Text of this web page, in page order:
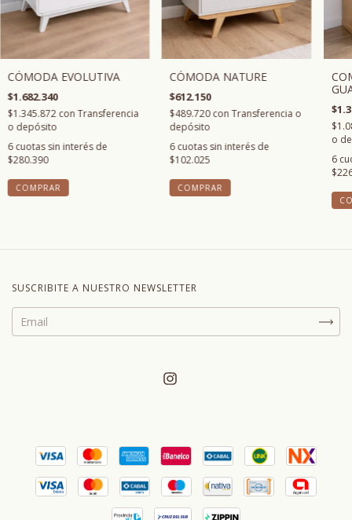
CÓMODA EVOLUTIVA
$1.682.340
$1.345.872con Transferencia
o depósito
6cuotas sin interés de
$280.390
COMPRAR
CÓMODA NATURE
$612.150
$489.720con Transferencia o
depósito
6cuotas sin interés de
$102.025
COMPRAR
o
6
SUSCRIBITE A NUESTRO NEWSLETTER